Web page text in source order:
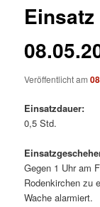
Einsatz
Veröffentlicht am
Einsatzdauer:
0,5 Std.
Gegen 1 Uhr am
Rodenkirchen zu
Wache alarmiert.